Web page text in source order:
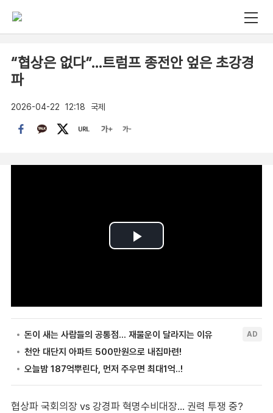
“협상은 없다”…트럼프 종전안 엎은 초강경
파
2026-04-22 12:18 국제
협상파 국회의장 vs 강경파 혁명수비대장… 권력 투쟁 중?